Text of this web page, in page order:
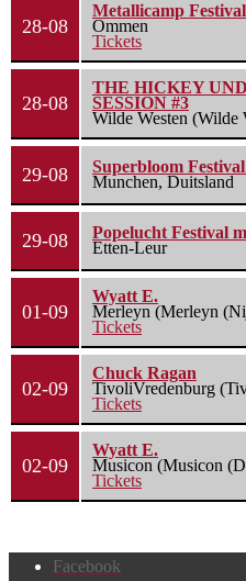
28-08
Metallicamp
Ommen
Tickets
28-08
THE HICKEY
SESSION #3
Wilde Westen
29-08
Superbloom
Munchen, Duitsland
29-08
Popelucht Festival
Etten-Leur
01-09
Wyatt E.
Merleyn (Merleyn
Tickets
02-09
Chuck Ragan
TivoliVredenburg
Tickets
02-09
Wyatt E.
Musicon (Musicon
Tickets
Facebook